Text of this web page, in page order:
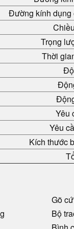
Đường kính dụng
Trọng
Thời
Yêu
Yêu
Kích thước
Gõ
Bộ